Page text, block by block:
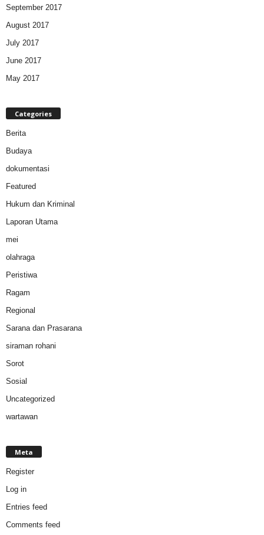
September 2017
August 2017
July 2017
June 2017
May 2017
Categories
Berita
Budaya
dokumentasi
Featured
Hukum dan Kriminal
Laporan Utama
mei
olahraga
Peristiwa
Ragam
Regional
Sarana dan Prasarana
siraman rohani
Sorot
Sosial
Uncategorized
wartawan
Meta
Register
Log in
Entries feed
Comments feed